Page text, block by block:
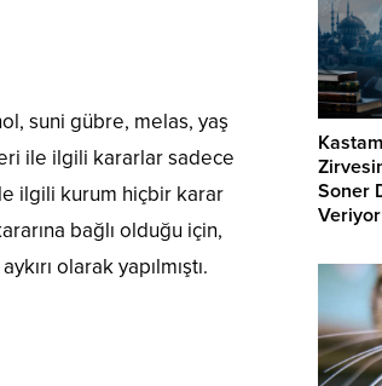
suni gübre, melas, yaş
ile ilgili kararlar sadece
ilgili kurum hiçbir karar
bağlı olduğu için,
olarak yapılmıştı.
Soner
Veriyor